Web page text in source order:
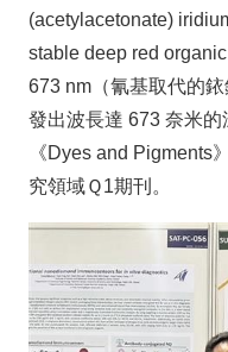
(acetylacetonate)
stable deep red
673 nm（氰基取代的
發出波長達 673 奈米
《Dyes and Pigments
究領域Ｑ1期刊。